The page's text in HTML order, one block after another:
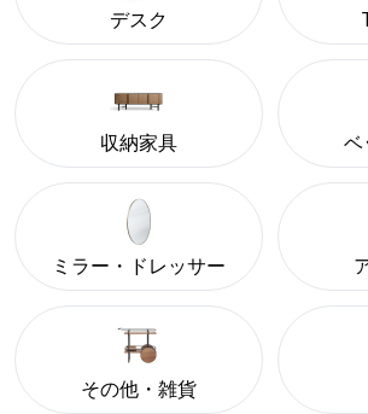
デスク
収納家具 ベ
ミラー・ドレッサー
その他・雑貨